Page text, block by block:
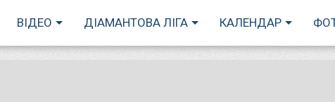
ВІДЕО ДІАМАНТОВА ЛІГА КАЛЕНДАР